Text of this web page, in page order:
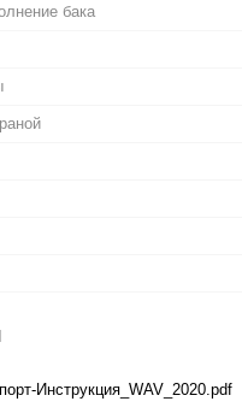
бака
Инструкция_WAV_2020.pdf